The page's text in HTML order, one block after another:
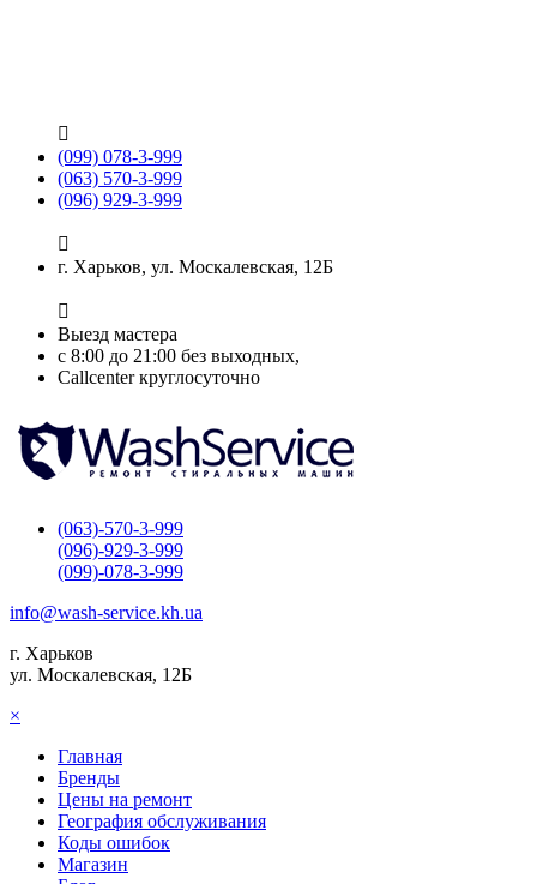

(099) 078-3-999
(063) 570-3-999
(096) 929-3-999

г. Харьков, ул. Москалевская, 12Б

Выезд мастера
с 8:00 до 21:00 без выходных,
Callcenter круглосуточно
(063)-570-3-999
(096)-929-3-999
(099)-078-3-999
info@wash-service.kh.ua
г. Харьков
ул. Москалевская, 12Б
×
Главная
Бренды
Цены на ремонт
География обслуживания
Коды ошибок
Магазин